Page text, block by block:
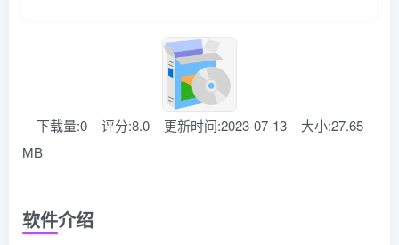
下载量:0 评分:8.0 更新时间:2023-07-13
大小:27.65
MB
软件介绍